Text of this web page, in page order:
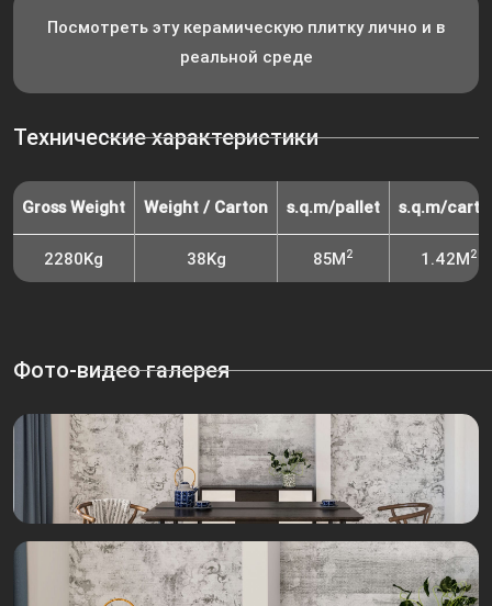
Посмотреть эту керамическую плитку лично и в
реальной среде
Технические характеристики
Gross Weight Weight / Carton s.q.m/pallet s.q.m/
2280Kg 38Kg 85M2 1.42M2
Фото-видео галерея